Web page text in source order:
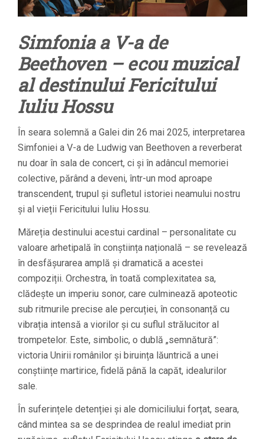
Simfonia a V-a de
Beethoven – ecou muzical
al destinului Fericitului
Iuliu Hossu
În seara solemnă a Galei din 26 mai 2025, interpretarea
Simfoniei a V-a de Ludwig van Beethoven a reverberat
nu doar în sala de concert, ci și în adâncul memoriei
colective, părând a deveni, într-un mod aproape
transcendent, trupul și sufletul istoriei neamului nostru
și al vieții Fericitului Iuliu Hossu.
Măreția destinului acestui cardinal – personalitate cu
valoare arhetipală în conștiința națională – se revelează
în desfășurarea amplă și dramatică a acestei
compoziții. Orchestra, în toată complexitatea sa,
clădește un imperiu sonor, care culminează apoteotic
sub ritmurile precise ale percuției, în consonanță cu
vibrația intensă a viorilor și cu suflul strălucitor al
trompetelor. Este, simbolic, o dublă „semnătură”:
victoria Unirii românilor și biruința lăuntrică a unei
conștiințe martirice, fidelă până la capăt, idealurilor
sale.
În suferințele detenției și ale domiciliului forțat, seara,
când mintea sa se desprindea de realul imediat prin